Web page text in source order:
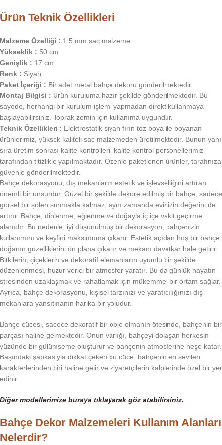
Ürün Teknik Özellikleri
Malzeme Özelliği : 1.5 mm sac malzeme
Yükseklik : 50 cm
Genişlik : 17 cm
Renk : Siyah
Paket İçeriği : Bir adet metal bahçe dekoru gönderilmektedir.
Montaj Bilgisi : Ürün kuruluma hazır şekilde gönderilmektedir. Bu
sayede, herhangi bir kurulum işlemi yapmadan direkt kullanmaya
başlayabilirsiniz. Toprak zemin için kullanıma uygundur.
Teknik Özellikleri : Elektrostatik siyah fırın toz boya ile boyanan
ürünlerimiz, yüksek kaliteli sac malzemeden üretilmektedir. Bunun yanı
sıra üretim sonrası kalite kontrolleri, kalite kontrol personellerimiz
tarafından titizlikle yapılmaktadır. Özenle paketlenen ürünler, tarafınıza
güvenle gönderilmektedir.
Bahçe dekorasyonu, dış mekanların estetik ve işlevselliğini artıran
önemli bir unsurdur. Güzel bir şekilde dekore edilmiş bir bahçe, sadece
görsel bir şölen sunmakla kalmaz, aynı zamanda evinizin değerini de
artırır. Bahçe, dinlenme, eğlenme ve doğayla iç içe vakit geçirme
alanıdır. Bu nedenle, iyi düşünülmüş bir dekorasyon, bahçenizin
kullanımını ve keyfini maksimuma çıkarır. Estetik açıdan hoş bir bahçe,
doğanın güzelliklerini ön plana çıkarır ve mekanı davetkar hale getirir.
Bitkilerin, çiçeklerin ve dekoratif elemanların uyumlu bir şekilde
düzenlenmesi, huzur verici bir atmosfer yaratır. Bu da günlük hayatın
stresinden uzaklaşmak ve rahatlamak için mükemmel bir ortam sağlar.
Ayrıca, bahçe dekorasyonu, kişisel tarzınızı ve yaratıcılığınızı dış
mekanlara yansıtmanın harika bir yoludur.
Bahçe cücesi, sadece dekoratif bir obje olmanın ötesinde, bahçenin bir
parçası haline gelmektedir. Onun varlığı, bahçeyi dolaşan herkesin
yüzünde bir gülümseme oluşturur ve bahçenin atmosferine neşe katar.
Başındaki şapkasıyla dikkat çeken bu cüce, bahçenin en sevilen
karakterlerinden biri haline gelir ve ziyaretçilerin kalplerinde özel bir yer
edinir.
Diğer modellerimize buraya tıklayarak göz atabilirsiniz.
Bahçe Dekor Malzemeleri Kullanım Alanları
Nelerdir?